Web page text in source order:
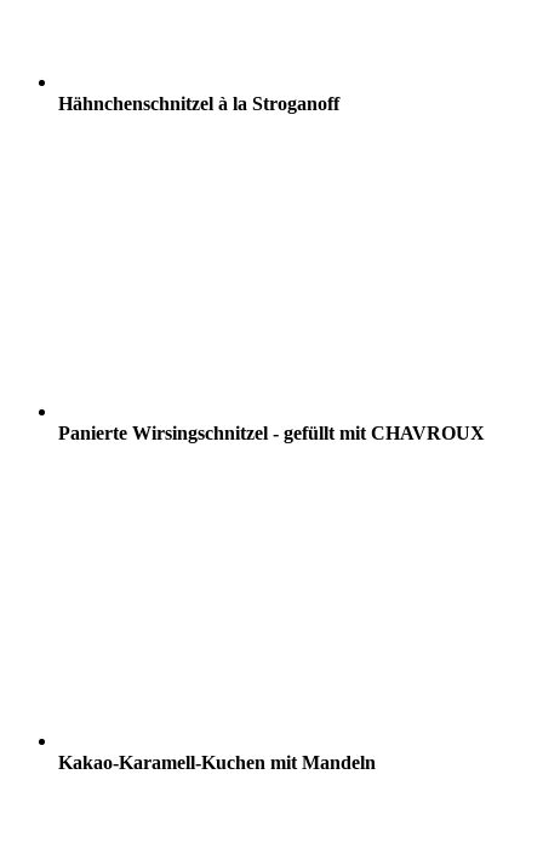
Hähnchenschnitzel à la Stroganoff
Panierte Wirsingschnitzel - gefüllt mit CHAVROUX
Kakao-Karamell-Kuchen mit Mandeln